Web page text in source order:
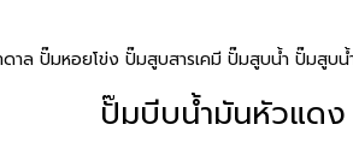
าล ปั๊มหอยโข่ง ปั๊มสูบสารเคมี ปั๊มสูบน้ำ ปั๊มสูบน้
ปั๊มบีบน้ำมันหัวแดง